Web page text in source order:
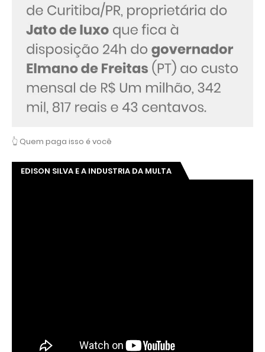
👆 Quem paga isso é você
EDISON SILVA E A INDUSTRIA DA MULTA